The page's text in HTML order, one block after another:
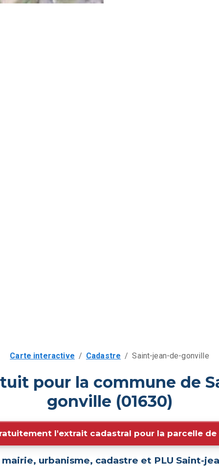
Carte interactive / Cadastre / Saint-jean-de-gonville
pour la commune de
gonville (01630)
l'extrait cadastral pour la parcelle de
urbanisme, cadastre et PLU Saint-